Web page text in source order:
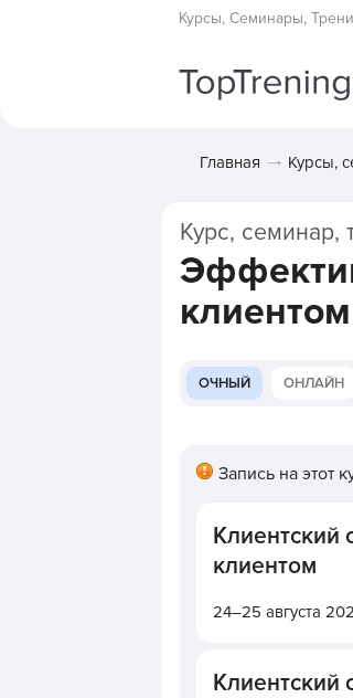
Курсы, Семинары,
Главная Курсы,
Курс, семинар,
клиентом
ОЧНЫЙ ОНЛАЙН
Запись на этот
Клиентский
клиентом
24–25 августа
Клиентский